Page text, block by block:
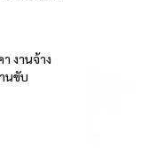
งานจ้าง
นขับ